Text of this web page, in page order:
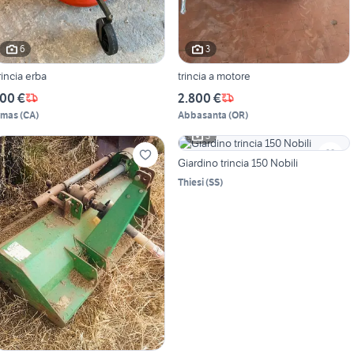
6
Trincia erba
€
(CA)
3
trincia a motore
2.800 €
Abbasanta (OR)
3
Giardino trincia 150 Nobili
Thiesi(SS)